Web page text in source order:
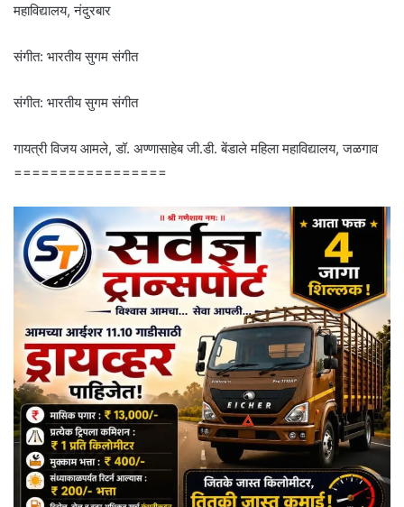
महाविद्यालय, नंदुरबार
संगीत: भारतीय सुगम संगीत
संगीत: भारतीय सुगम संगीत
गायत्री विजय आमले, डॉ. अण्णासाहेब जी.डी. बेंडाले महिला महाविद्यालय, जळगाव
=================